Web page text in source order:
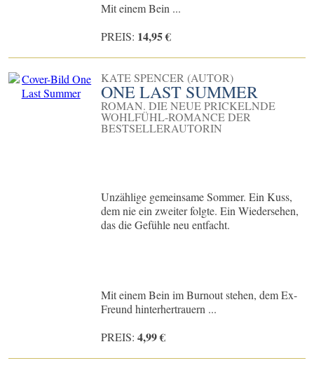
Mit einem Bein ...
PREIS: 14,95 €
KATE SPENCER (AUTOR)
ONE LAST SUMMER
ROMAN. DIE NEUE PRICKELNDE
WOHLFÜHL-ROMANCE DER
BESTSELLERAUTORIN
Unzählige gemeinsame Sommer. Ein Kuss,
dem nie ein zweiter folgte. Ein Wiedersehen,
das die Gefühle neu entfacht.
Mit einem Bein im Burnout stehen, dem Ex-
Freund hinterhertrauern ...
PREIS: 4,99 €